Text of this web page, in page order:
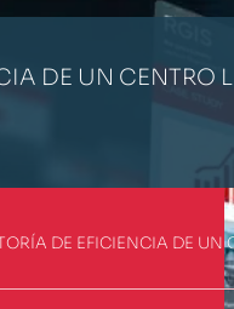
DE UN CENTRO
DE EFICIENCIA DE UN